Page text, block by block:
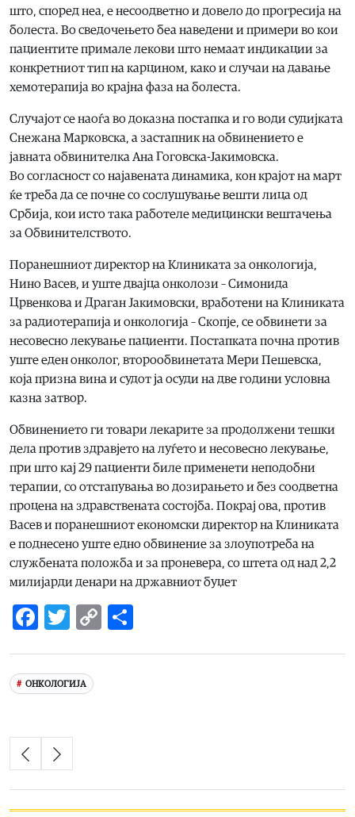
што, според неа, е несоодветно и довело до прогресија на
болеста. Во сведочењето беа наведени и примери во кои
пациентите примале лекови што немаат индикации за
конкретниот тип на карцином, како и случаи на давање
хемотерапија во крајна фаза на болеста.
Случајот се наоѓа во доказна постапка и го води судијката
Снежана Марковска, а застапник на обвинението е
јавната обвинителка Ана Гоговска-Јакимовска.
Во согласност со најавената динамика, кон крајот на март
ќе треба да се почне со сослушување вешти лица од
Србија, кои исто така работеле медицински вештачења
за Обвинителството.
Поранешниот директор на Клиниката за онкологија,
Нино Васев, и уште двајца онколози – Симонида
Црвенкова и Драган Јакимовски, вработени на Клиниката
за радиотерапија и онкологија – Скопје, се обвинети за
несовесно лекување пациенти. Постапката почна против
уште еден онколог, второобвинетата Мери Пешевска,
која призна вина и судот ја осуди на две години условна
казна затвор.
Обвинението ги товари лекарите за продолжени тешки
дела против здравјето на луѓето и несовесно лекување,
при што кај 29 пациенти биле применети неподобни
терапии, со отстапувања во дозирањето и без соодветна
процена на здравствената состојба. Покрај ова, против
Васев и поранешниот економски директор на Клиниката
е поднесено уште едно обвинение за злоупотреба на
службената положба и за проневера, со штета од над 2,2
милијарди денари на државниот буџет
Facebook
Twitter
Copy
ОНКОЛОГИЈА